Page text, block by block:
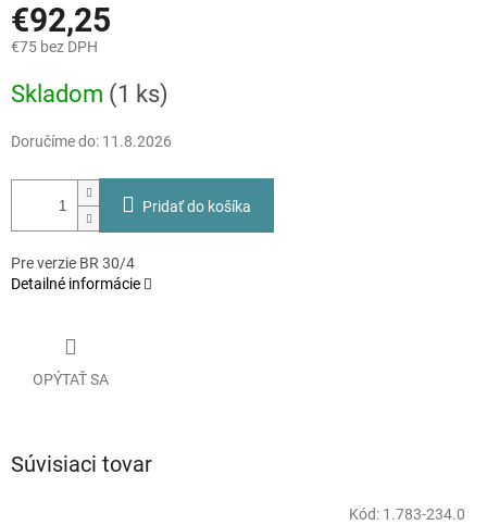
€92,25
€75 bez DPH
cena:
Skladom (1 ks)
Doručíme do: 11.8.2026
Pridať do košíka
Pre verzie BR 30/4
Detailné informácie
OPÝTAŤ SA
Súvisiaci tovar
Kód: 1.783-234.0